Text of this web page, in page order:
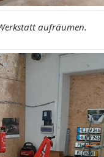
aufräumen.